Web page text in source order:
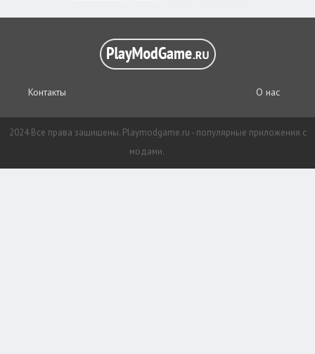
Контакты О нас
2024 Все права защищены. Playmodgame.ru - популярные приложения с
модами.